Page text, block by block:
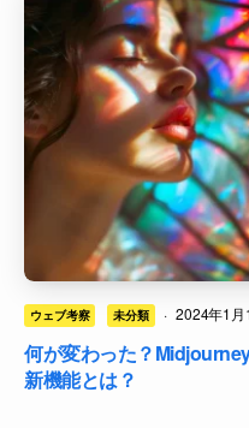
ウェブ考察 未分類 · 2024年1月
何が変わった？
新機能とは？